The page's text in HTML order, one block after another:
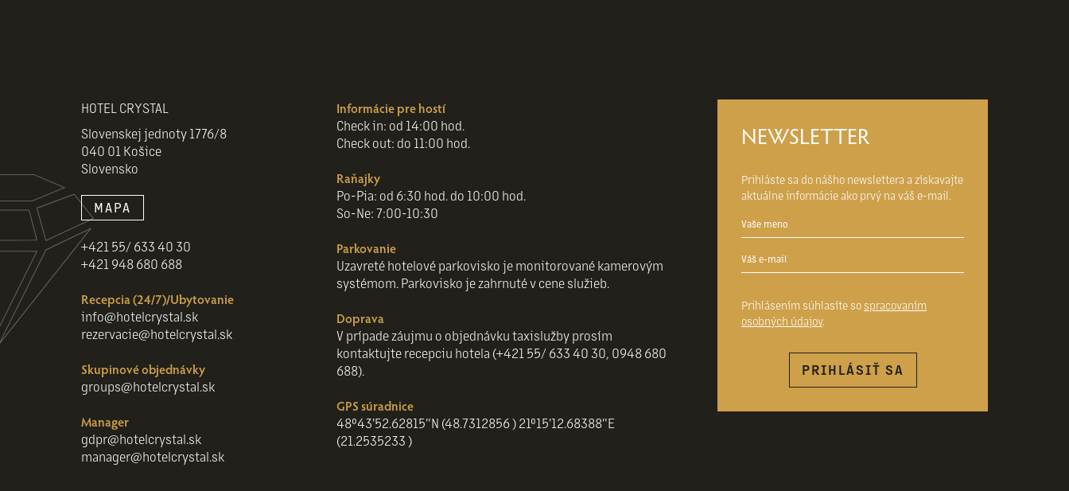
HOTEL CRYSTAL
Slovenskej jednoty 1776/8
040 01 Košice
Slovensko
MAPA
+421 55/ 633 40 30
+421 948 680 688
Recepcia (24/7)/Ubytovanie
info@hotelcrystal.sk
rezervacie@hotelcrystal.sk
Skupinové objednávky
groups@hotelcrystal.sk
Manager
gdpr@hotelcrystal.sk
manager@hotelcrystal.sk
Informácie pre hostí
Check in: od 14:00 hod.
Check out: do 11:00 hod.
Raňajky
Po-Pia: od 6:30 hod. do 10:00 hod.
So-Ne: 7:00-10:30
Parkovanie
Uzavreté hotelové parkovisko je monitorované kamerovým
systémom. Parkovisko je zahrnuté v cene služieb.
Doprava
V prípade záujmu o objednávku taxislužby prosím
kontaktujte recepciu hotela (+421 55/ 633 40 30, 0948 680
688).
GPS súradnice
48°43'52.62815"N (48.7312856 ) 21°15'12.68388"E
(21.2535233 )
NEWSLETTER
Prihláste sa do nášho newslettera a získavajte
aktuálne informácie ako prvý na váš e-mail.
Prihlásením súhlasíte so spracovaním
osobných údajov.
PRIHLÁSIŤ SA